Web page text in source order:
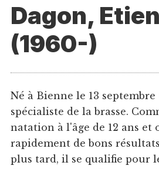
Dagon,
(1960-)
Né à Bienne le 13 septembre
spécialiste de la brasse.
natation à l'âge de 12 ans et
rapidement de bons
plus tard, il se qualifie pour